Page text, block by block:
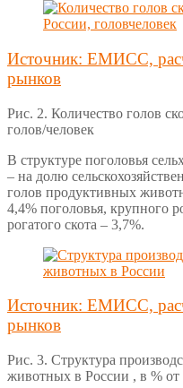
Источник: ЕМИСС,
рынков
Рис. 2. Количество голов
голов/человек
В структуре поголовья
– на долю
голов продуктивных
4,4% поголовья, крупного
рогатого скота – 3,7%.
Источник: ЕМИСС,
рынков
Рис. 3. Структура
животных в России , в % от